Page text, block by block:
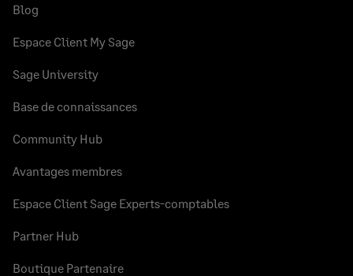
Blog
Espace Client My Sage
Sage University
Base de connaissances
Community Hub
Avantages membres
Espace Client Sage Experts-comptables
Partner Hub
Boutique Partenaire